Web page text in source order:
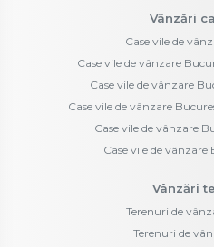
Vânzări
Case vile de
Case vile de vânzare
Case vile de vânzare
Case vile de vânzare
Case vile de vânzare
Case vile de
Vânzări
Terenuri de
Terenuri de